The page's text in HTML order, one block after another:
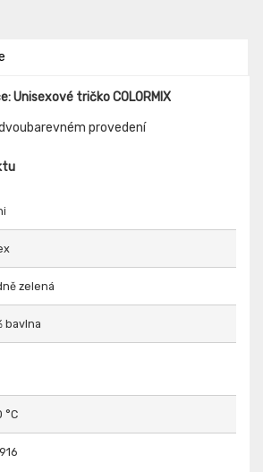
Unisexové tričko COLORMIX
provedení
zelená
bavlna
°C